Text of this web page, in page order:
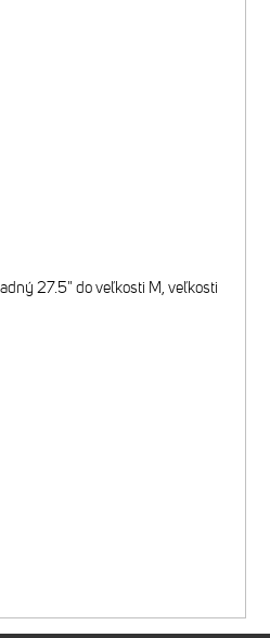
27.5" do veľkosti M, veľkosti